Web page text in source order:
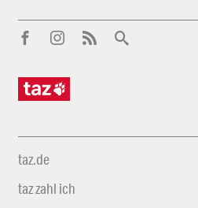
taz.de
taz zahl ich